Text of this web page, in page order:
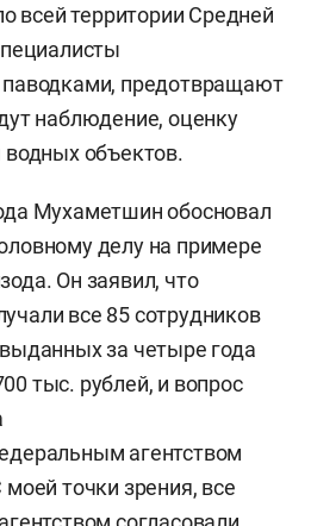
всей территории Средней
паводками, предотвращают
наблюдение, оценку
водных объектов.
Мухаметшин обосновал
делу на примере
Он заявил, что
все 85 сотрудников
за четыре года
тыс. рублей, и вопрос
агентством
точки зрения, все